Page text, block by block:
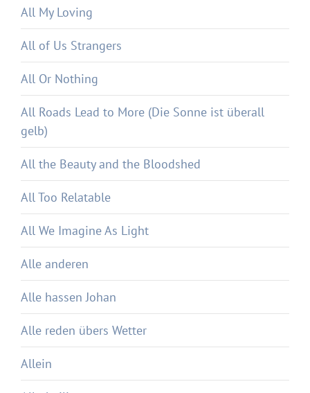
All My Loving
All of Us Strangers
All Or Nothing
All Roads Lead to More (Die Sonne ist überall
gelb)
All the Beauty and the Bloodshed
All Too Relatable
All We Imagine As Light
Alle anderen
Alle hassen Johan
Alle reden übers Wetter
Allein